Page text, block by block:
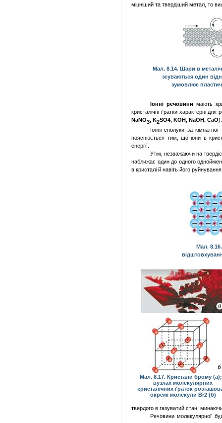
міцніший та твердіший метал, то
Мал. 8.14. Шари в
зсуваються один
зумовлює
Іонні речовини мають
кристалічні ґратки характерні для
NaNO3,K2SO4,KOH,NaOH,CaO).
Іонні сполуки за
пояснюється тим, що іони в
енергії.
Утім, незважаючи на
наближає один до одного
в кристалі й навіть його
Мал.
Мал. 8.17. Кристали брому
вузлах молекулярних
кристалічних ґраток
окремі молекули Br2 (б)
твердого в газуватий стан,
Речовини молекулярної